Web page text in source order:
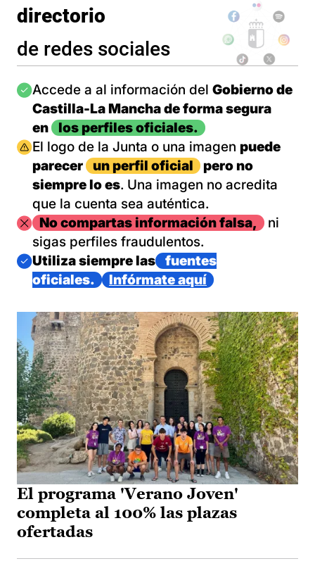
directorio
de redes sociales
Imagen
Accede a al información del Gobierno de
Castilla-La Mancha de forma segura
en
los perfiles oficiales.
Imagen
El logo de la Junta o una imagen puede
parecer
un perfil oficial
pero no
siempre lo es. Una imagen no acredita
que la cuenta sea auténtica.
ImagenNo compartas información falsa,
ni
sigas perfiles fraudulentos.
Imagen
Utiliza siempre las
fuentes
oficiales.
Infórmate aquí
El programa 'Verano Joven'
completa al 100% las plazas
ofertadas